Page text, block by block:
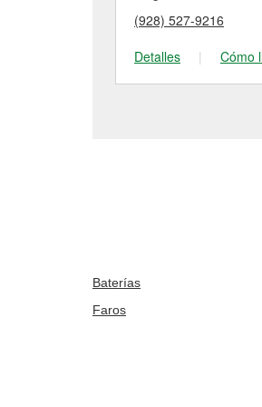
(928) 527-9216
Detalles
| Cómo
Baterías
Faros